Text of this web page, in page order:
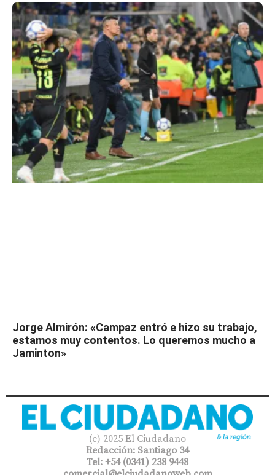
Jorge Almirón: «Campaz entró e hizo su trabajo,
estamos muy contentos. Lo queremos mucho a
Jaminton»
(c) 2025 El Ciudadano
Redacción: Santiago 34
Tel: +54 (0341) 238 9448